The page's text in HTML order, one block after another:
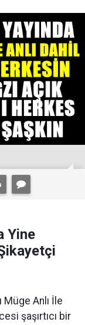
Yine
Müge Anlı İle
şaşırtıcı bir